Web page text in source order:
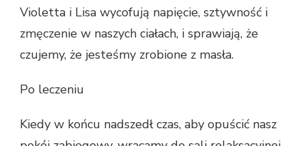
Violetta i Lisa wycofują napięcie, sztywność i
zmęczenie w naszych ciałach, i sprawiają, że
czujemy, że jesteśmy zrobione z masła.
Po leczeniu
Kiedy w końcu nadszedł czas, aby opuścić nasz